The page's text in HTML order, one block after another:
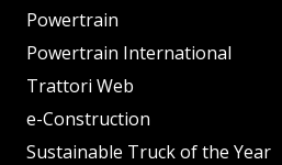
Powertrain
Powertrain International
Trattori Web
e-Construction
Sustainable Truck of the Year